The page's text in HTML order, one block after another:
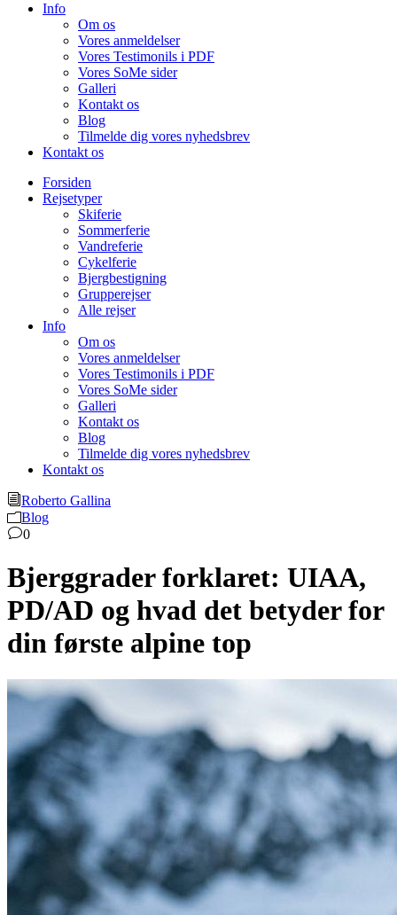
Info
Om os
Vores anmeldelser
Vores Testimonils i PDF
Vores SoMe sider
Galleri
Kontakt os
Blog
Tilmelde dig vores nyhedsbrev
Kontakt os
Forsiden
Rejsetyper
Skiferie
Sommerferie
Vandreferie
Cykelferie
Bjergbestigning
Grupperejser
Alle rejser
Info
Om os
Vores anmeldelser
Vores Testimonils i PDF
Vores SoMe sider
Galleri
Kontakt os
Blog
Tilmelde dig vores nyhedsbrev
Kontakt os
Roberto Gallina
Blog
0
Bjerggrader forklaret: UIAA,
PD/AD og hvad det betyder for
din første alpine top